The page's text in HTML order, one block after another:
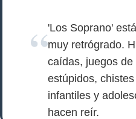
'Los Soprano'
muy retrógrado.
caídas, juegos de
estúpidos,
infantiles y
hacen reír.